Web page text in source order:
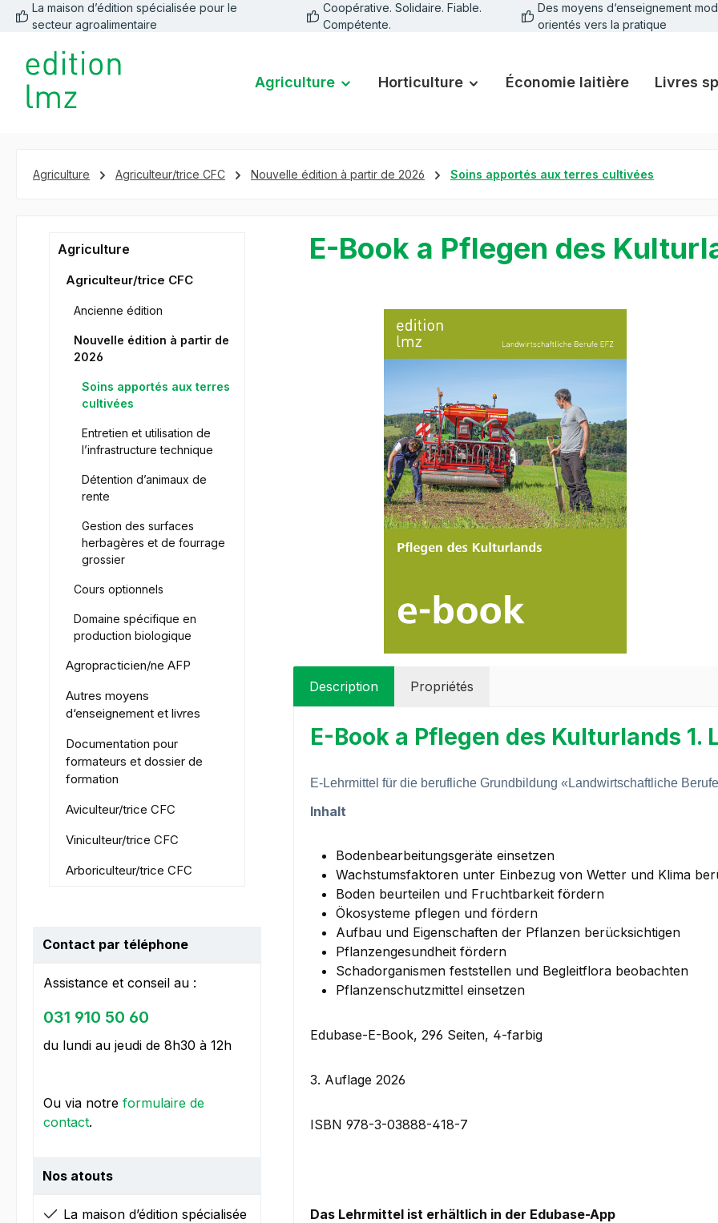
Passer à la navigation principale
La maison d’édition spécialisée pour le
secteur agroalimentaire
Coopérative. Solidaire. Fiable.
Compétente.
Des moyens d‘enseignement
orientés vers la pratique
Agriculture Horticulture Économie laitière Livres
Agriculture Agriculteur/trice CFC Nouvelle édition à partir de 2026 Soins apportés aux terres cultivées
Agriculture
Agriculteur/trice CFC
Ancienne édition
Nouvelle édition à partir de
2026
Soins apportés aux terres
cultivées
Entretien et utilisation de
l’infrastructure technique
Détention d’animaux de
rente
Gestion des surfaces
herbagères et de fourrage
grossier
Cours optionnels
Domaine spécifique en
production biologique
Agropracticien/ne AFP
Autres moyens
d‘enseignement et livres
Documentation pour
formateurs et dossier de
formation
Aviculteur/trice CFC
Viniculteur/trice CFC
Arboriculteur/trice CFC
Contact par téléphone
Assistance et conseil au :
031 910 50 60
du lundi au jeudi de 8h30 à 12h
Ou via notre formulaire de
contact.
Nos atouts
La maison d’édition spécialisée
E-Book a Pflegen des
Ignorer la galerie d'images
Description Propriétés
E-Book a Pflegen des Kulturlands 1.
E-Lehrmittel für die berufliche Grundbildung «Landwirtschaftliche
Inhalt
Bodenbearbeitungsgeräte einsetzen
Wachstumsfaktoren unter Einbezug von Wetter und Klima
Boden beurteilen und Fruchtbarkeit fördern
Ökosysteme pflegen und fördern
Aufbau und Eigenschaften der Pflanzen berücksichtigen
Pflanzengesundheit fördern
Schadorganismen feststellen und Begleitflora beobachten
Pflanzenschutzmittel einsetzen
Edubase-E-Book, 296 Seiten, 4-farbig
3. Auflage 2026
ISBN 978-3-03888-418-7
Das Lehrmittel ist erhältlich in der Edubase-App